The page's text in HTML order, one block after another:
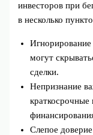
инвесторов при
в несколько
Игнорирование
могут
сделки.
Непризнание
краткосрочные
Слепое